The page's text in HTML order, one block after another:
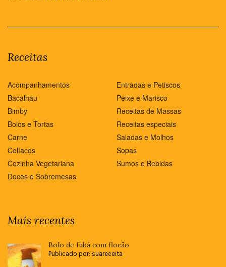
Receitas
Acompanhamentos
Bacalhau
Bimby
Bolos e Tortas
Carne
Celíacos
Cozinha Vegetariana
Doces e Sobremesas
Entradas e Petiscos
Peixe e Marisco
Receitas de Massas
Receitas especiais
Saladas e Molhos
Sopas
Sumos e Bebidas
Mais recentes
Bolo de fubá com flocão
Publicado por: suareceita